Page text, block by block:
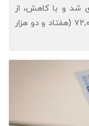
شد و با کاهش، از
۷۲,۰۱۱ (هفتاد و دو هزار و یازده ) تومان به ۷۲,۰۰۸ (هفتاد و دو هزار